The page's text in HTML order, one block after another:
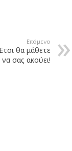
Επόμενο
θα μάθετε
σας ακούει!